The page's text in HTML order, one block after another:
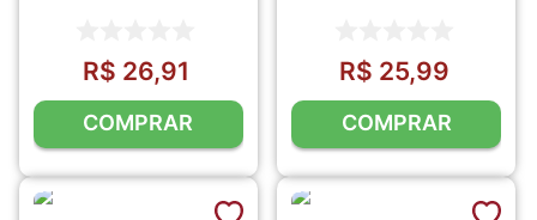
R$ 26,91
COMPRAR
R$ 25,99
COMPRAR